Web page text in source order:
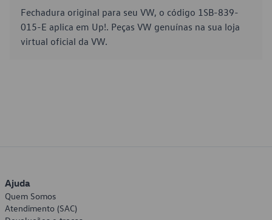
Fechadura original para seu VW, o código 1SB-839-
015-E aplica em Up!. Peças VW genuínas na sua loja
virtual oficial da VW.
Ajuda
Quem Somos
Atendimento (SAC)